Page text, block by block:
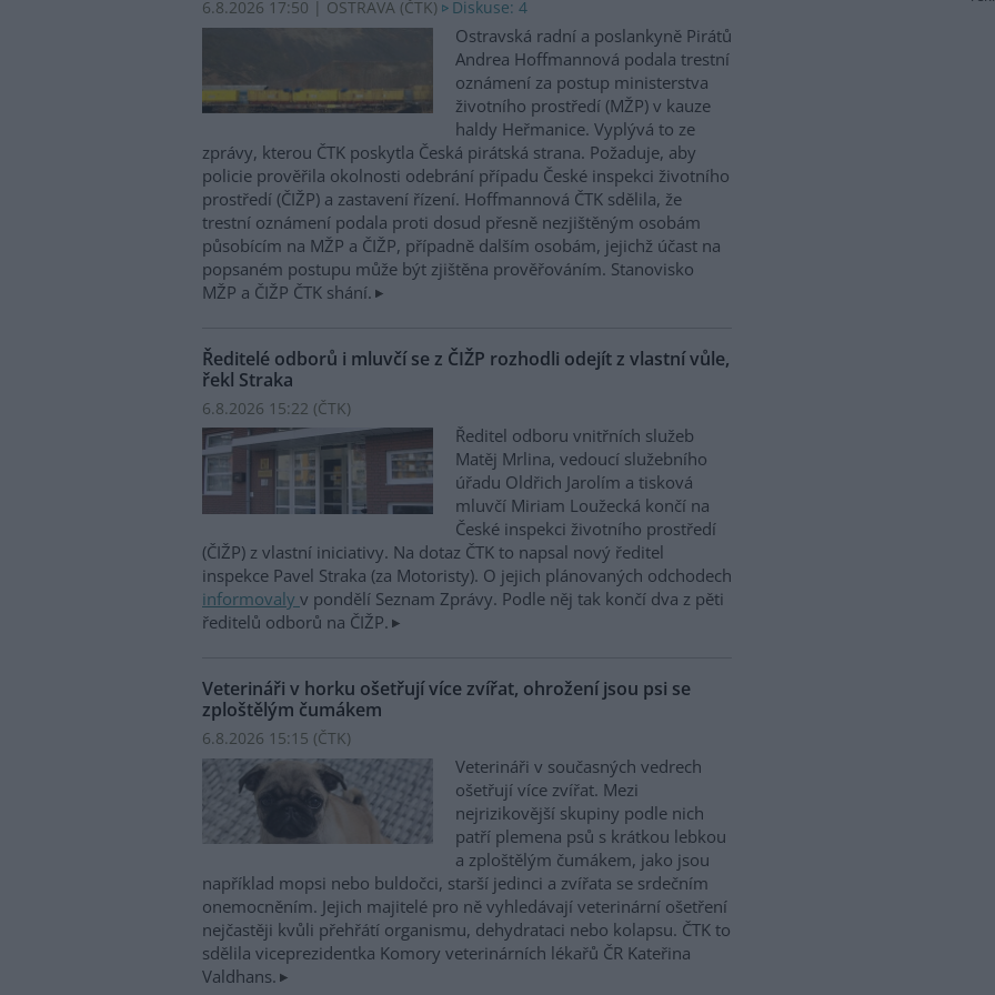
6.8.2026 17:50 | OSTRAVA (ČTK) Diskuse: 4
Ostravská radní a poslankyně Pirátů
Andrea Hoffmannová podala trestní
oznámení za postup ministerstva
životního prostředí (MŽP) v kauze
haldy Heřmanice. Vyplývá to ze
zprávy, kterou ČTK poskytla Česká pirátská strana. Požaduje, aby
policie prověřila okolnosti odebrání případu České inspekci životního
prostředí (ČIŽP) a zastavení řízení. Hoffmannová ČTK sdělila, že
trestní oznámení podala proti dosud přesně nezjištěným osobám
působícím na MŽP a ČIŽP, případně dalším osobám, jejichž účast na
popsaném postupu může být zjištěna prověřováním. Stanovisko
MŽP a ČIŽP ČTK shání.
Ředitelé odborů i mluvčí se z ČIŽP rozhodli odejít z vlastní vůle,
řekl Straka
6.8.2026 15:22 (ČTK)
Ředitel odboru vnitřních služeb
Matěj Mrlina, vedoucí služebního
úřadu Oldřich Jarolím a tisková
mluvčí Miriam Loužecká končí na
České inspekci životního prostředí
(ČIŽP) z vlastní iniciativy. Na dotaz ČTK to napsal nový ředitel
inspekce Pavel Straka (za Motoristy). O jejich plánovaných odchodech
informovaly v pondělí Seznam Zprávy. Podle něj tak končí dva z pěti
ředitelů odborů na ČIŽP.
Veterináři v horku ošetřují více zvířat, ohrožení jsou psi se
zploštělým čumákem
6.8.2026 15:15 (ČTK)
Veterináři v současných vedrech
ošetřují více zvířat. Mezi
nejrizikovější skupiny podle nich
patří plemena psů s krátkou lebkou
a zploštělým čumákem, jako jsou
například mopsi nebo buldočci, starší jedinci a zvířata se srdečním
onemocněním. Jejich majitelé pro ně vyhledávají veterinární ošetření
nejčastěji kvůli přehřátí organismu, dehydrataci nebo kolapsu. ČTK to
sdělila viceprezidentka Komory veterinárních lékařů ČR Kateřina
Valdhans.